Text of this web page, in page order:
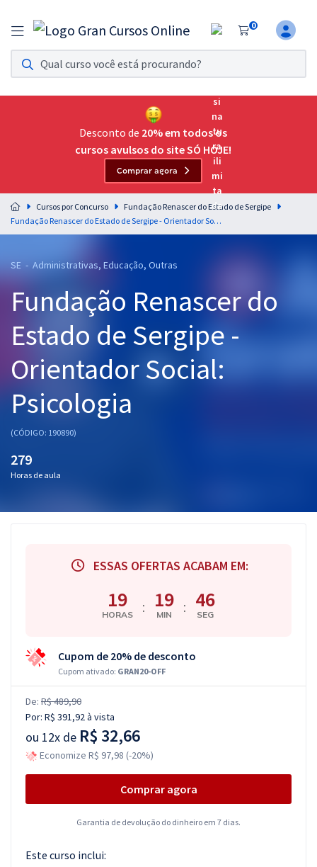
0
Assinatura Ilimitada 11
Acesso a todos os cursos. Teste grátis por 7 dias!
Assinatura OAB Até Passar
Acesso ilimitado a toda preparação para o Exame da
Residências Multiprofissionais
Preparação completa e intensiva para as principais
residências em saúde do Brasil
Cursos 20% OFF
Pós
Graduação
OAB
Questões grátis
Desconto de 20% em todos os
cursos avulsos do site SÓ HOJE!
Comprar agora
Cursos por Concurso
Fundação Renascer do Estado de Sergipe
Fundação Renascer do Estado de Sergipe - Orientador Social: Psicologia
SE - Administrativas, Educação, Outras
Fundação Renascer do
Estado de Sergipe -
Orientador Social:
Psicologia
(CÓDIGO: 190890)
279
Horas de aula
ESSAS OFERTAS ACABAM EM:
19
HORAS : 19
MIN : 46
SEG
Cupom de 20% de desconto
Cupom ativado: GRAN20-OFF
De: R$ 489,90
Por: R$ 391,92à vista
ou 12x de R$ 32,66
Economize R$ 97,98 (-20%)
Comprar agora
Garantia de devolução do dinheiro em 7 dias.
Este curso inclui: